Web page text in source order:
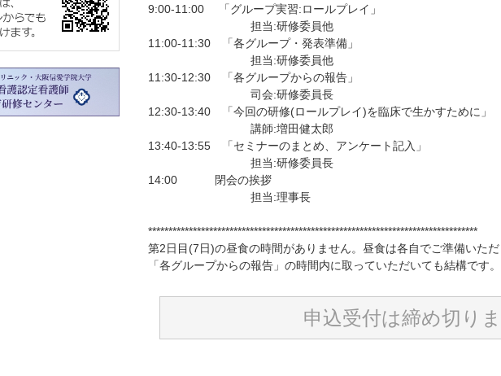
9:00-11:00 「グループ実習:ロールプレイ」
担当:研修委員他
11:00-11:30 「各グループ・発表準備」
担当:研修委員他
11:30-12:30 「各グループからの報告」
司会:研修委員長
12:30-13:40 「今回の研修(ロールプレイ)を臨床で生かすために」
講師:増田健太郎
13:40-13:55 「セミナーのまとめ、アンケート記入」
担当:研修委員長
14:00 閉会の挨拶
担当:理事長
*********************************************************************************
第2日目(7日)の昼食の時間がありません。昼食は各自でご準備いた
「各グループからの報告」の時間内に取っていただいても結構です。
申込受付は締め切りま